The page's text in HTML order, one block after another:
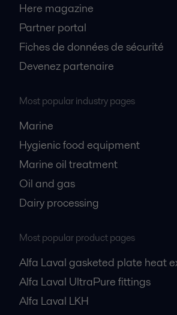
Here magazine
Partner portal
Fiches de données de sécurité
Devenez partenaire
Most popular industry pages
Marine
Hygienic food equipment
Marine oil treatment
Oil and gas
Dairy processing
Most popular product pages
Alfa Laval gasketed plate heat
Alfa Laval UltraPure fittings
Alfa Laval LKH